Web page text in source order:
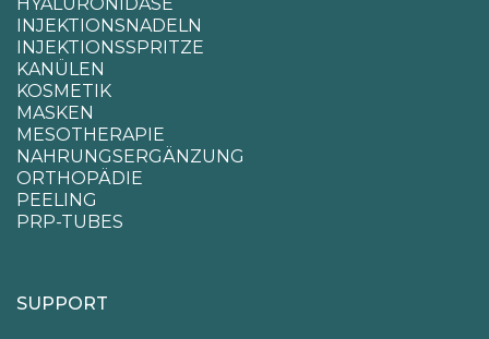
INJEKTIONSNADELN
INJEKTIONSSPRITZE
KANÜLEN
KOSMETIK
MASKEN
MESOTHERAPIE
NAHRUNGSERGÄNZUNG
ORTHOPÄDIE
PEELING
PRP-TUBES
SUPPORT